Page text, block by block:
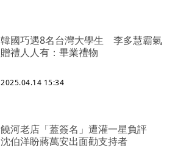
韓國巧遇8名台灣大學生 李多慧霸氣
贈禮人人有：畢業禮物
2025.04.14 15:34
饒河老店「蓋簽名」遭灌一星負評
沈伯洋盼蔣萬安出面勸支持者